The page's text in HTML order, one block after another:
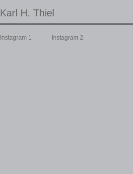
Karl H. Thiel
Instagram 1 Instagram 2